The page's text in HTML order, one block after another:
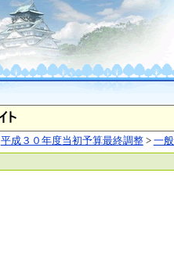
平成３０年度当初予算最終調整> 一
お問合せ
本庁 〒540-8570
大阪市
〒559-8555